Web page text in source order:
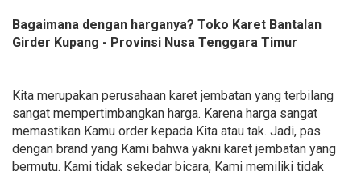
Bagaimana dengan harganya? Toko Karet Bantalan
Girder Kupang - Provinsi Nusa Tenggara Timur
Kita merupakan perusahaan karet jembatan yang terbilang
sangat mempertimbangkan harga. Karena harga sangat
memastikan Kamu order kepada Kita atau tak. Jadi, pas
dengan brand yang Kami bahwa yakni karet jembatan yang
bermutu. Kami tidak sekedar bicara, Kami memiliki tidak